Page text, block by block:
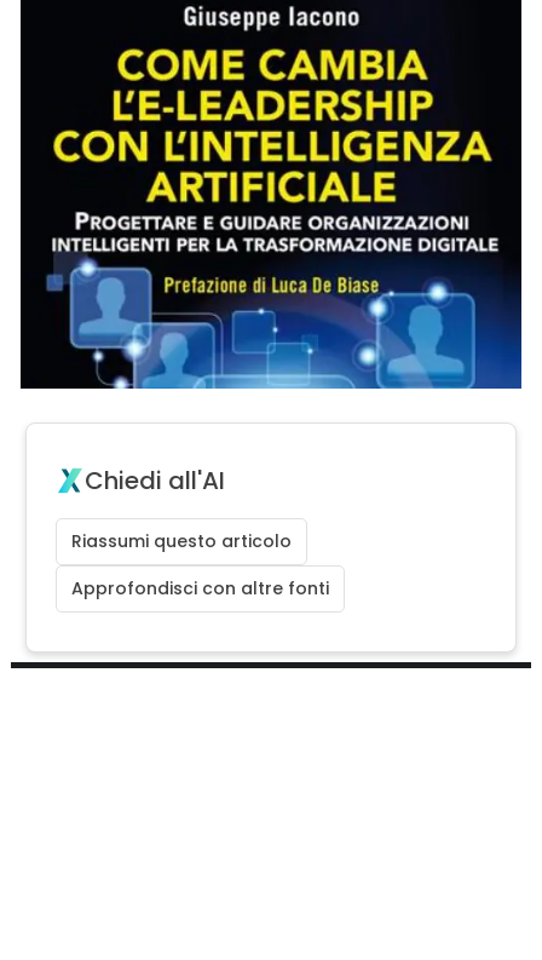
Chiedi all'AI
Riassumi questo articolo
Approfondisci con altre fonti